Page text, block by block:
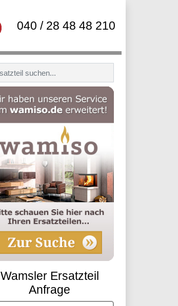
040 / 28 48 48 210
Wamsler Ersatzteil
Anfrage